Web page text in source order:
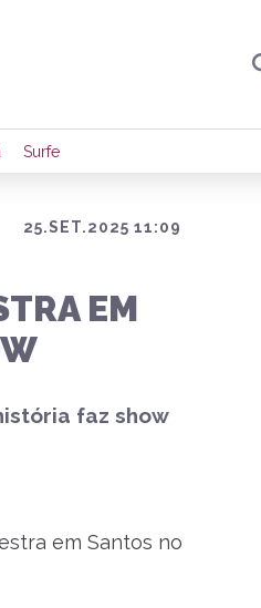
para receber toda sexta-
da região.
Surfe
25.SET.2025 11:09
EM
faz show
em Santos no